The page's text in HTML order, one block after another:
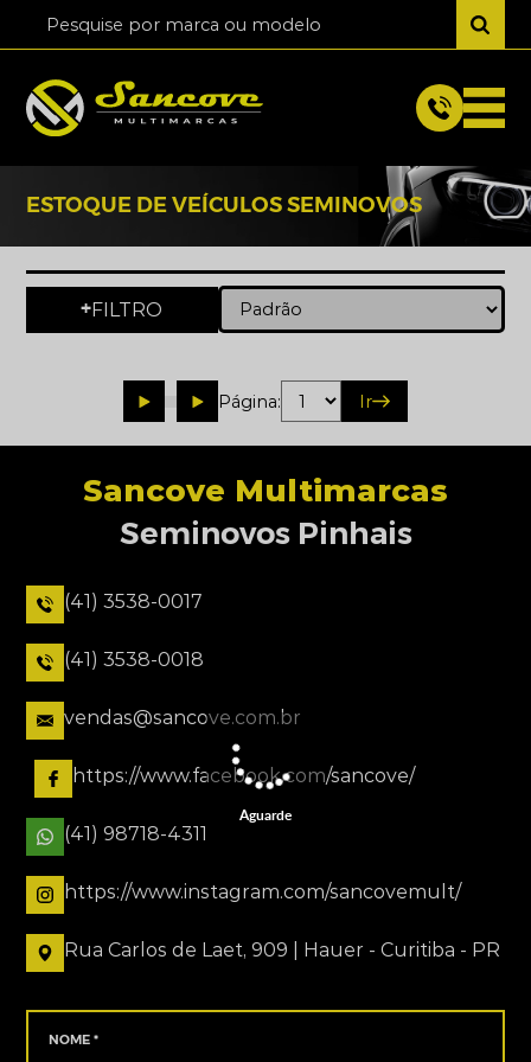
ESTOQUE DE VEÍCULOS SEMINOVOS
+FILTRO
Página: Ir
Sancove Multimarcas
Seminovos Pinhais
(41) 3538-0017
(41) 3538-0018
vendas@sancove.com.br
https://www.facebook.com/sancove/
(41) 98718-4311
https://www.instagram.com/sancovemult/
Rua Carlos de Laet, 909 | Hauer - Curitiba - PR
Aguarde